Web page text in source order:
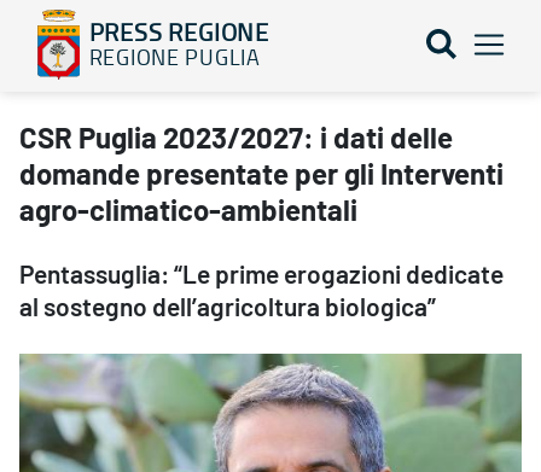
PRESS REGIONE
REGIONE PUGLIA
CSR Puglia 2023/2027: i dati delle domande presentate per gli
CSR Puglia 2023/2027: i dati delle
domande presentate per gli Interventi
agro-climatico-ambientali
Pentassuglia: “Le prime erogazioni dedicate
al sostegno dell’agricoltura biologica”